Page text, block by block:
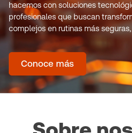
hacemos con soluciones
profesionales que buscan
complejos en rutinas más
Conoce más